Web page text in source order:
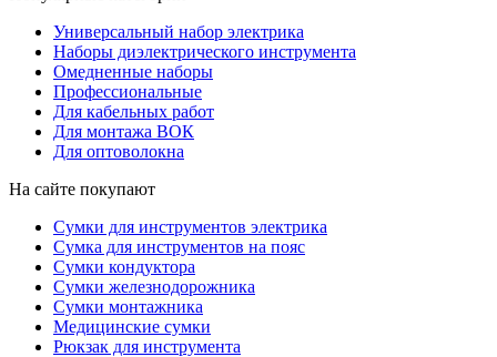
Универсальный набор электрика
Наборы диэлектрического инструмента
Омедненные наборы
Профессиональные
Для кабельных работ
Для монтажа ВОК
Для оптоволокна
На сайте покупают
Сумки для инструментов электрика
Сумка для инструментов на пояс
Сумки кондуктора
Сумки железнодорожника
Сумки монтажника
Медицинские сумки
Рюкзак для инструмента